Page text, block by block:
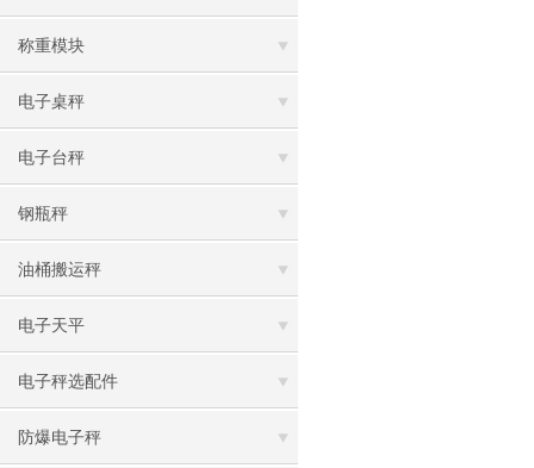
称重模块
电子桌秤
电子台秤
钢瓶秤
油桶搬运秤
电子天平
电子秤选配件
防爆电子秤